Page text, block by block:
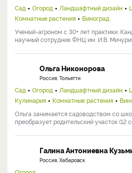
Сад Огород Ландшафтный дизайн
Комнатные растения
Виноград
Ученый-агроном с 30+ лет практики.
научный сотрудник ФНЦ им. И.В.
Ольга Никонорова
Россия, Тольятти
Сад Огород Ландшафтный дизайн
Кулинария
Комнатные растения
Ольга занимается садоводством со
преобразует родительский участок (12
Галина Антониевна
Россия, Хабаровск